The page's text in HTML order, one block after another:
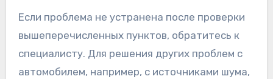
Если проблема не устранена после проверки
вышеперечисленных пунктов, обратитесь к
специалисту. Для решения других проблем с
автомобилем, например, с источниками шума,